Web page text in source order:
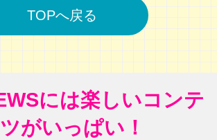
TOPへ戻る
には楽しいコンテ
がいっぱい！